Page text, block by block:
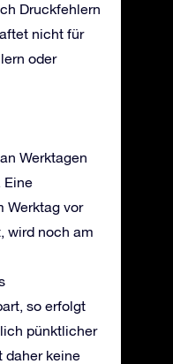
Druckfehlern
nicht für
oder
Werktagen
Eine
Werktag vor
wird noch am
so erfolgt
pünktlicher
daher keine